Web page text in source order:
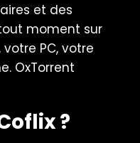
et des
moment sur
PC, votre
OxTorrent
?